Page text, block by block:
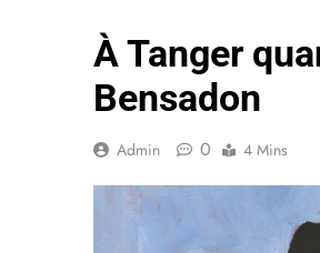
À Tanger
Bensadon
Admin 0 4 Mins